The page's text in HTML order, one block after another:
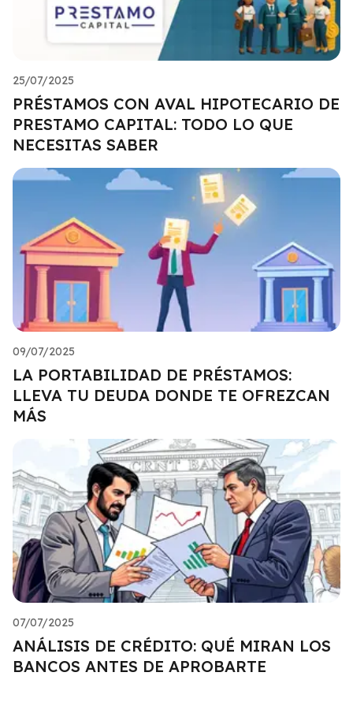
25/07/2025
PRÉSTAMOS CON AVAL HIPOTECARIO DE
PRESTAMO CAPITAL: TODO LO QUE
NECESITAS SABER
09/07/2025
LA PORTABILIDAD DE PRÉSTAMOS:
LLEVA TU DEUDA DONDE TE OFREZCAN
MÁS
07/07/2025
ANÁLISIS DE CRÉDITO: QUÉ MIRAN LOS
BANCOS ANTES DE APROBARTE